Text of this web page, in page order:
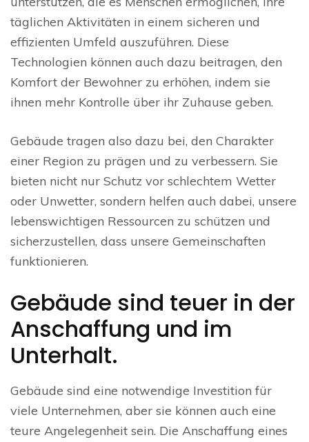
täglichen Aktivitäten in einem sicheren und
effizienten Umfeld auszuführen. Diese
Technologien können auch dazu beitragen, den
Komfort der Bewohner zu erhöhen, indem sie
ihnen mehr Kontrolle über ihr Zuhause geben.
Gebäude tragen also dazu bei, den Charakter
einer Region zu prägen und zu verbessern. Sie
bieten nicht nur Schutz vor schlechtem Wetter
oder Unwetter, sondern helfen auch dabei, unsere
lebenswichtigen Ressourcen zu schützen und
sicherzustellen, dass unsere Gemeinschaften
funktionieren.
Gebäude sind teuer in der
Anschaffung und im
Unterhalt.
Gebäude sind eine notwendige Investition für
viele Unternehmen, aber sie können auch eine
teure Angelegenheit sein. Die Anschaffung eines